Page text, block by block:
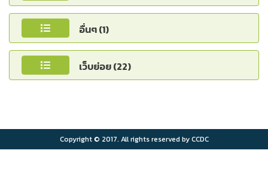
อื่นๆ (1)
เว็บย่อย (22)
Copyright © 2017. All rights reserved by CCDC